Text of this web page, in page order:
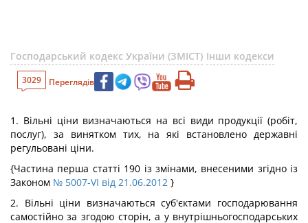
Господарський кодекс України (ЗМІСТ) Інши кодекси
3029 Переглядів
1. Вільні ціни визначаються на всі види продукції (робіт,
послуг), за винятком тих, на які встановлено державні
регульовані ціни.
{Частина перша статті 190 із змінами, внесеними згідно із
Законом № 5007-VI від 21.06.2012 }
2. Вільні ціни визначаються суб'єктами господарювання
самостійно за згодою сторін, а у внутрішньогосподарських